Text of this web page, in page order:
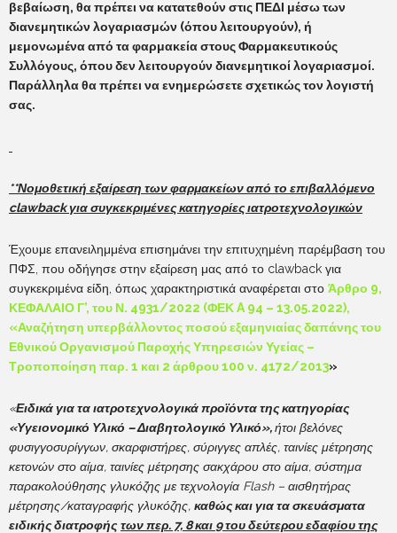
βεβαίωση, θα πρέπει να κατατεθούν στις ΠΕΔΙ μέσω των
διανεμητικών λογαριασμών (όπου λειτουργούν), ή
μεμονωμένα από τα φαρμακεία στους Φαρμακευτικούς
Συλλόγους, όπου δεν λειτουργούν διανεμητικοί λογαριασμοί.
Παράλληλα θα πρέπει να ενημερώσετε σχετικώς τον λογιστή
σας.
**Νομοθετική εξαίρεση των φαρμακείων από το επιβαλλόμενο
clawbackγια συγκεκριμένες κατηγορίες ιατροτεχνολογικών
Έχουμε επανειλημμένα επισημάνει την επιτυχημένη παρέμβαση του
ΠΦΣ, που οδήγησε στην εξαίρεση μας από το clawback για
συγκεκριμένα είδη, όπως χαρακτηριστικά αναφέρεται στο Άρθρο 9,
ΚΕΦΑΛΑΙΟ Γ’, του Ν. 4931/2022 (ΦΕΚ A 94 – 13.05.2022),
«Αναζήτηση υπερβάλλοντος ποσού εξαμηνιαίας δαπάνης του
Εθνικού Οργανισμού Παροχής Υπηρεσιών Υγείας –
Τροποποίηση παρ. 1 και 2 άρθρου 100 ν. 4172/2013»
«Ειδικά για τα ιατροτεχνολογικά προϊόντα της κατηγορίας
«Υγειονομικό Υλικό – Διαβητολογικό Υλικό»,ήτοι βελόνες
φυσιγγοσυρίγγων, σκαρφιστήρες, σύριγγες απλές, ταινίες μέτρησης
κετονών στο αίμα, ταινίες μέτρησης σακχάρου στο αίμα, σύστημα
παρακολούθησης γλυκόζης με τεχνολογία Flash – αισθητήρας
μέτρησης/καταγραφής γλυκόζης, καθώς και για τα σκευάσματα
ειδικής διατροφής των περ. 7, 8 και 9 του δεύτερου εδαφίου της